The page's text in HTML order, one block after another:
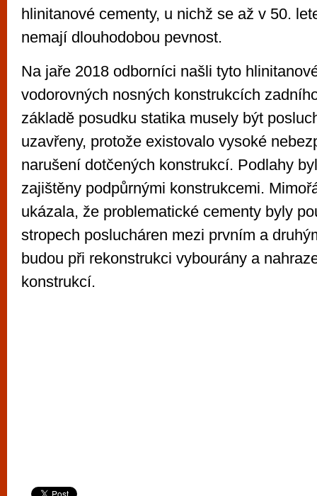
hlinitanové cementy, u nichž se až v 50.
nemají dlouhodobou pevnost.
Na jaře 2018 odborníci našli tyto
vodorovných nosných konstrukcích
základě posudku statika musely být
uzavřeny, protože existovalo vysoké
narušení dotčených konstrukcí. Podlahy
zajištěny podpůrnými konstrukcemi.
ukázala, že problematické cementy byly
stropech poslucháren mezi prvním a
budou při rekonstrukci vybourány a
konstrukcí.